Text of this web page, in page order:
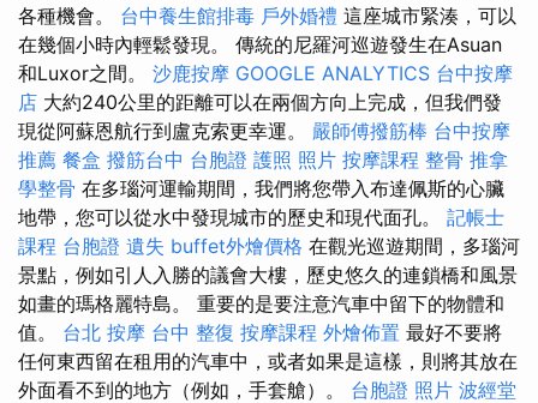
各種機會。 台中養生館排毒 戶外婚禮 這座城市緊湊，可以
在幾個小時內輕鬆發現。 傳統的尼羅河巡遊發生在Asuan
和Luxor之間。 沙鹿按摩 GOOGLE ANALYTICS 台中按摩
店 大約240公里的距離可以在兩個方向上完成，但我們發
現從阿蘇恩航行到盧克索更幸運。 嚴師傅撥筋棒 台中按摩
推薦 餐盒 撥筋台中 台胞證 護照 照片 按摩課程 整骨 推拿
學整骨 在多瑙河運輸期間，我們將您帶入布達佩斯的心臟
地帶，您可以從水中發現城市的歷史和現代面孔。 記帳士
課程 台胞證 遺失 buffet外燴價格 在觀光巡遊期間，多瑙河
景點，例如引人入勝的議會大樓，歷史悠久的連鎖橋和風景
如畫的瑪格麗特島。 重要的是要注意汽車中留下的物體和
值。 台北 按摩 台中 整復 按摩課程 外燴佈置 最好不要將
任何東西留在租用的汽車中，或者如果是這樣，則將其放在
外面看不到的地方（例如，手套艙）。 台胞證 照片 波經堂